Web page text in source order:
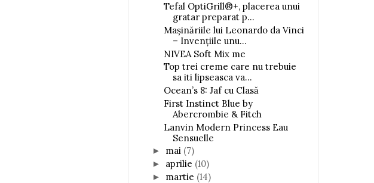
Tefal OptiGrill®+, placerea unui
gratar preparat p...
Mașinăriile lui Leonardo da Vinci
– Invențiile unu...
NIVEA Soft Mix me
Top trei creme care nu trebuie
sa iti lipseasca va...
Ocean’s 8: Jaf cu Clasă
First Instinct Blue by
Abercrombie & Fitch
Lanvin Modern Princess Eau
Sensuelle
► mai (7)
► aprilie (10)
► martie (14)